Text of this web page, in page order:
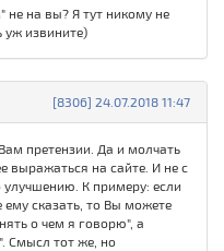
не на вы? Я тут никому не
уж извините)
[8306] 24.07.2018 11:47
претензии. Да и молчать
выражаться на сайте. И не с
К примеру: если
ему сказать, то Вы можете
о чем я говорю", а
Смысл тот же, но